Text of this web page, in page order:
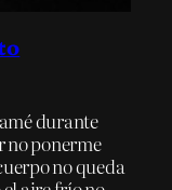
durante
no ponerme
no queda